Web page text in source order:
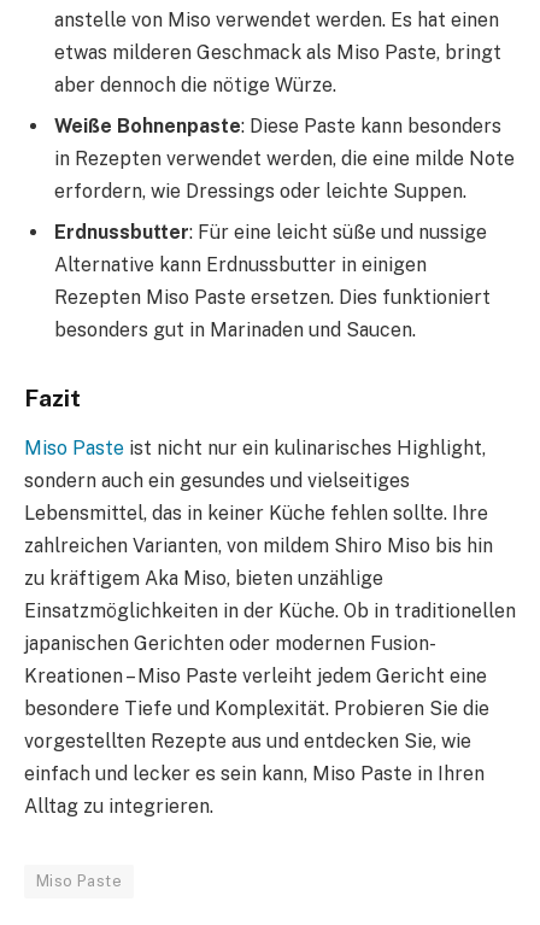
anstelle von Miso verwendet werden. Es hat einen
etwas milderen Geschmack als Miso Paste, bringt
aber dennoch die nötige Würze.
Weiße Bohnenpaste: Diese Paste kann besonders
in Rezepten verwendet werden, die eine milde Note
erfordern, wie Dressings oder leichte Suppen.
Erdnussbutter: Für eine leicht süße und nussige
Alternative kann Erdnussbutter in einigen
Rezepten Miso Paste ersetzen. Dies funktioniert
besonders gut in Marinaden und Saucen.
Fazit
Miso Paste ist nicht nur ein kulinarisches Highlight,
sondern auch ein gesundes und vielseitiges
Lebensmittel, das in keiner Küche fehlen sollte. Ihre
zahlreichen Varianten, von mildem Shiro Miso bis hin
zu kräftigem Aka Miso, bieten unzählige
Einsatzmöglichkeiten in der Küche. Ob in traditionellen
japanischen Gerichten oder modernen Fusion-
Kreationen – Miso Paste verleiht jedem Gericht eine
besondere Tiefe und Komplexität. Probieren Sie die
vorgestellten Rezepte aus und entdecken Sie, wie
einfach und lecker es sein kann, Miso Paste in Ihren
Alltag zu integrieren.
Miso Paste